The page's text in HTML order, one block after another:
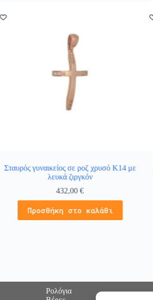
Σταυρός γυναικείος σε ροζ χρυσό Κ14 με
λευκά ζιργκόν
432,00€
Προσθήκη στο καλάθι
Ρολόγια